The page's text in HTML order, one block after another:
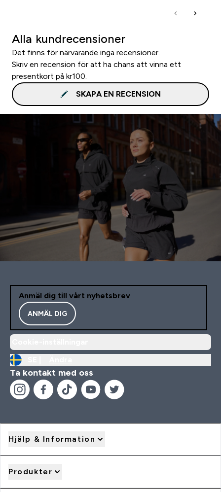
Alla kundrecensioner
Det finns för närvarande inga recensioner.
Skriv en recension för att ha chans att vinna ett
presentkort på kr100.
SKAPA EN RECENSION
Anmäl dig till vårt nyhetsbrev
ANMÄL DIG
Ta kontakt med oss
Hjälp & Information
Produkter